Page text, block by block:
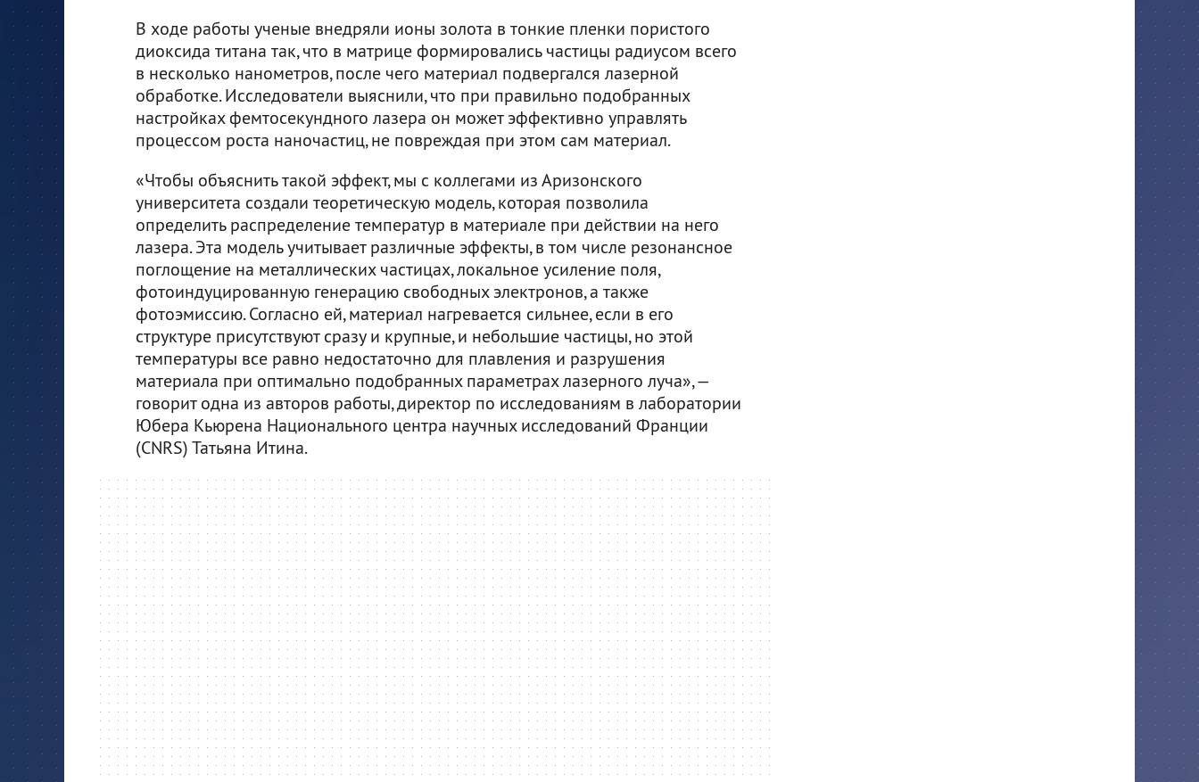
В ходе работы ученые внедряли ионы золота в тонкие пленки пористого
диоксида титана так, что в матрице формировались частицы радиусом всего
в несколько нанометров, после чего материал подвергался лазерной
обработке. Исследователи выяснили, что при правильно подобранных
настройках фемтосекундного лазера он может эффективно управлять
процессом роста наночастиц, не повреждая при этом сам материал.
«Чтобы объяснить такой эффект, мы с коллегами из Аризонского
университета создали теоретическую модель, которая позволила
определить распределение температур в материале при действии на него
лазера. Эта модель учитывает различные эффекты, в том числе резонансное
поглощение на металлических частицах, локальное усиление поля,
фотоиндуцированную генерацию свободных электронов, а также
фотоэмиссию. Согласно ей, материал нагревается сильнее, если в его
структуре присутствуют сразу и крупные, и небольшие частицы, но этой
температуры все равно недостаточно для плавления и разрушения
материала при оптимально подобранных параметрах лазерного луча», —
говорит одна из авторов работы, директор по исследованиям в лаборатории
Юбера Кьюрена Национального центра научных исследований Франции
(CNRS) Татьяна Итина.